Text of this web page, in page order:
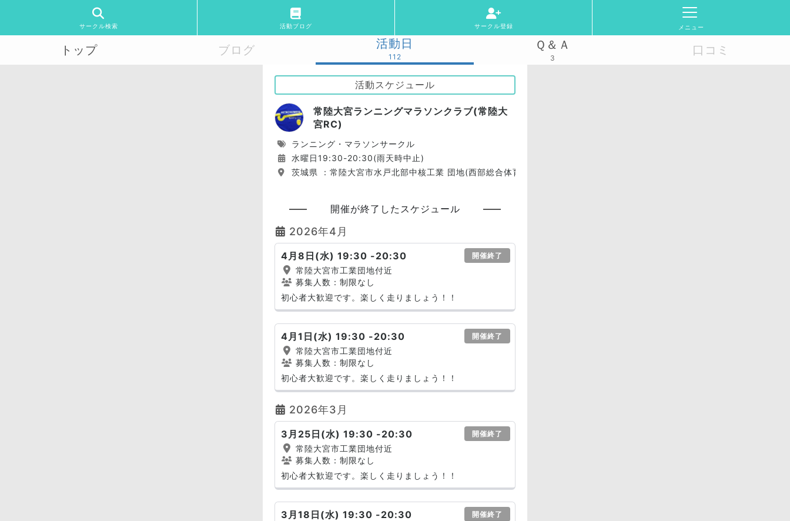
サークル検索 活動ブログ サークル登録 メニュー
トップ ブログ 活動日
112
Ｑ＆Ａ
3
口コミ
活動スケジュール
常陸大宮ランニングマラソンクラブ(常陸大
宮RC)
ランニング・マラソンサークル
水曜日19:30-20:30(雨天時中止)
茨城県 ：常陸大宮市水戸北部中核工業 団地(西部総合体育館前集合)
開催が終了したスケジュール
2026年4月
4月8日(水) 19:30 -20:30 開催終了
常陸大宮市工業団地付近
募集人数：制限なし
初心者大歓迎です。楽しく走りましょう！！
4月1日(水) 19:30 -20:30 開催終了
常陸大宮市工業団地付近
募集人数：制限なし
初心者大歓迎です。楽しく走りましょう！！
2026年3月
3月25日(水) 19:30 -20:30 開催終了
常陸大宮市工業団地付近
募集人数：制限なし
初心者大歓迎です。楽しく走りましょう！！
3月18日(水) 19:30 -20:30 開催終了